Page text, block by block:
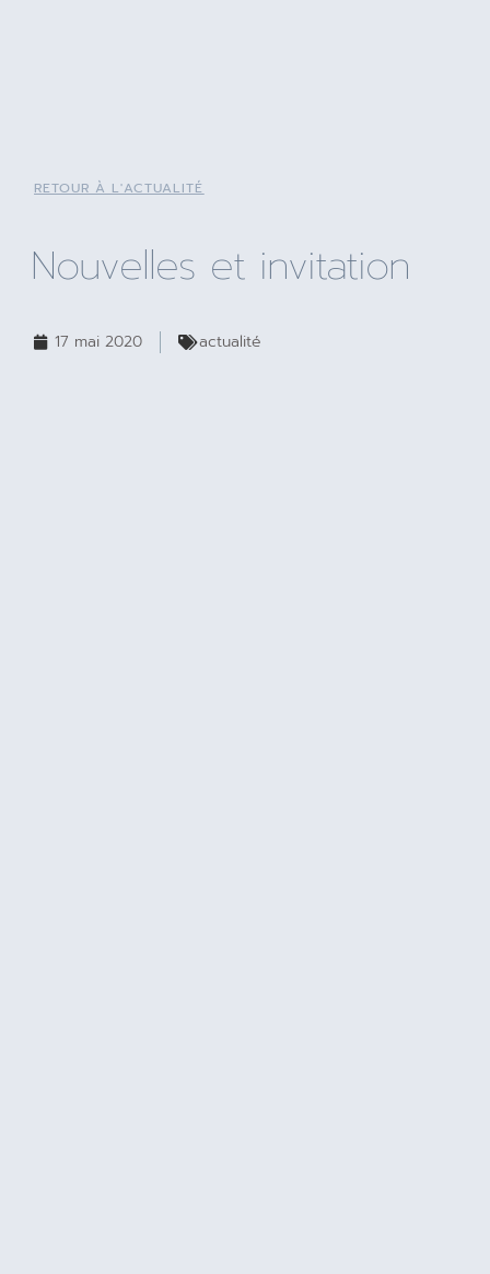
RETOUR À L'ACTUALITÉ
Nouvelles et invitation
17 mai 2020 actualité